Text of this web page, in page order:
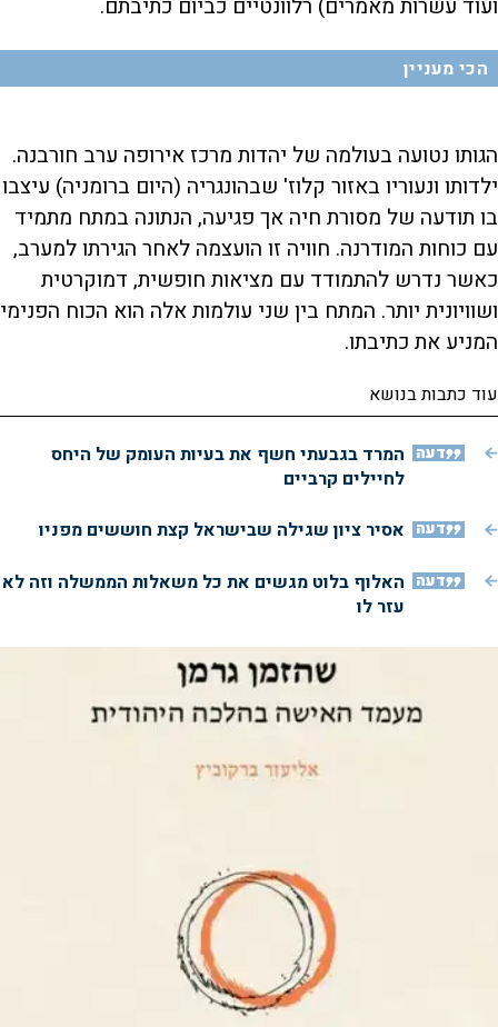
ועוד עשרות מאמרים) רלוונטיים כביום כתיבתם.
הכי מעניין
הגותו נטועה בעולמה של יהדות מרכז אירופה ערב חורבנה.
ילדותו ונעוריו באזור קלוז' שבהונגריה (היום ברומניה) עיצבו
בו תודעה של מסורת חיה אך פגיעה, הנתונה במתח מתמיד
עם כוחות המודרנה. חוויה זו הועצמה לאחר הגירתו למערב,
כאשר נדרש להתמודד עם מציאות חופשית, דמוקרטית
ושוויונית יותר. המתח בין שני עולמות אלה הוא הכוח הפנימי
המניע את כתיבתו.
עוד כתבות בנושא
דעה המרד בגבעתי חשף את בעיות העומק של היחס
לחיילים קרביים
דעה אסיר ציון שגילה שבישראל קצת חוששים מפניו
דעה האלוף בלוט מגשים את כל משאלות הממשלה וזה לא
עזר לו